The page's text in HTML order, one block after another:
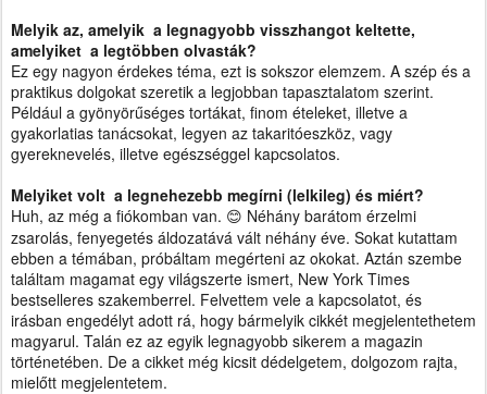
Melyik az, amelyik a legnagyobb visszhangot keltette,
amelyiket a legtöbben olvasták?
Ez egy nagyon érdekes téma, ezt is sokszor elemzem. A szép és a
praktikus dolgokat szeretik a legjobban tapasztalatom szerint.
Például a gyönyörűséges tortákat, finom ételeket, illetve a
gyakorlatias tanácsokat, legyen az takaritóeszköz, vagy
gyereknevelés, illetve egészséggel kapcsolatos.
Melyiket volt a legnehezebb megírni (lelkileg) és miért?
Huh, az még a fiókomban van. 😊 Néhány barátom érzelmi
zsarolás, fenyegetés áldozatává vált néhány éve. Sokat kutattam
ebben a témában, próbáltam megérteni az okokat. Aztán szembe
találtam magamat egy világszerte ismert, New York Times
bestselleres szakemberrel. Felvettem vele a kapcsolatot, és
irásban engedélyt adott rá, hogy bármelyik cikkét megjelentethetem
magyarul. Talán ez az egyik legnagyobb sikerem a magazin
történetében. De a cikket még kicsit dédelgetem, dolgozom rajta,
mielőtt megjelentetem.